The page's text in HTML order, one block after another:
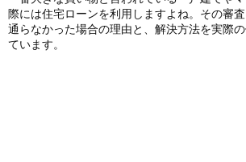
際には住宅ローンを利用しますよね。その審査
通らなかった場合の理由と、解決方法を実際
ています。